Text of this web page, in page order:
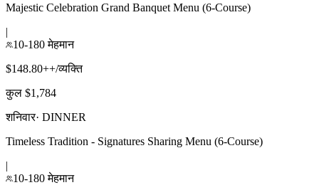
Majestic Celebration Grand Banquet Menu (6-Course)
|
10-180 मेहमान
$148.80++/व्यक्ति
कुल $1,784
शनिवार· DINNER
Timeless Tradition - Signatures Sharing Menu (6-Course)
|
10-180 मेहमान